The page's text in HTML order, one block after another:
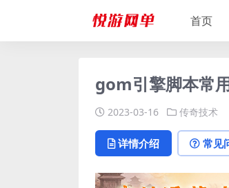
首页
gom引擎脚本常
2023-03-16 传奇技术
详情介绍 常见